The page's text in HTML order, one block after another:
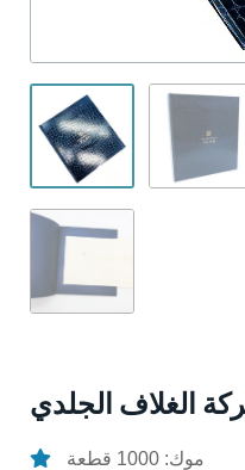
الغلاف الجلدي
موك: 1000 قطعة